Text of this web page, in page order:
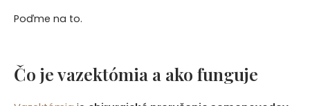
Poďme na to.
Čo je vazektómia a ako funguje